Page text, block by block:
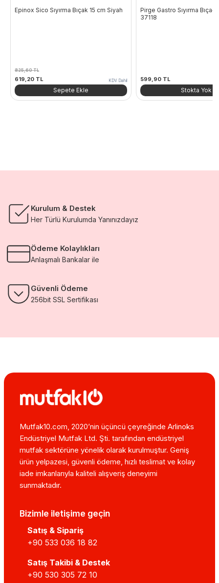
Epinox Sico Sıyırma Bıçak 15 cm Siyah
825,60TL
Orijinal
fiyat:
825,60 TL.
619,20 TLŞu
andaki
fiyat:
KDV Dahil
Sepete Ekle
Pirge Gastro Sıyırma
37118
599,90 TL
Stokta Yok
Kurulum & Destek
Her Türlü Kurulumda Yanınızdayız
Ödeme Kolaylıkları
Anlaşmalı Bankalar ile
Güvenli Ödeme
256bit SSL Sertifikası
Mutfak10.com, 2020’nin üçüncü çeyreğinde Arlinoks
Endüstriyel Mutfak Ltd. Şti. tarafından endüstriyel
mutfak sektörüne yönelik olarak kurulmuştur. Geniş
ürün yelpazesi, güvenli ödeme, hızlı teslimat ve kolay
iade imkanlarıyla kaliteli alışveriş deneyimi
sunmaktadır.
Bizimle iletişime geçin
Satış & Sipariş
+90 533 036 18 82
Satış Takibi & Destek
+90 530 305 72 10